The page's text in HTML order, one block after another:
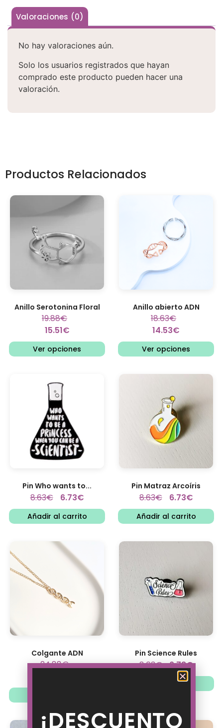
Valoraciones (0)
No hay valoraciones aún.
Solo los usuarios registrados que hayan
comprado este producto pueden hacer una
valoración.
Productos Relacionados
Anillo Serotonina Floral
19.88€
15.51€
Ver opciones
Anillo abierto ADN
18.63€
14.53€
Ver opciones
Pin Who wants to...
8.63€ 6.73€
Añadir al carrito
Pin Matraz Arcoíris
8.63€ 6.73€
Añadir al carrito
Colgante ADN
24.88€
Pin Science Rules
8.63€ 6.73€
Añadir al carrito
¡DESCUENTO